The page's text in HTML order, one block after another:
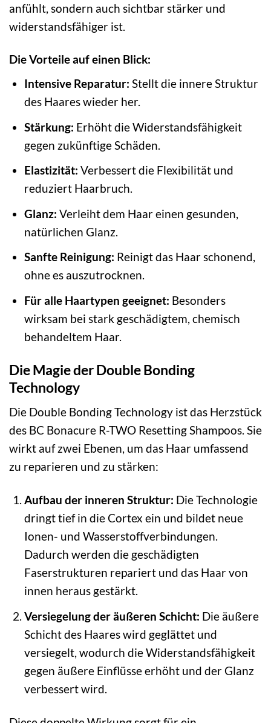
anfühlt, sondern auch sichtbar stärker und
widerstandsfähiger ist.
Die Vorteile auf einen Blick:
Intensive Reparatur: Stellt die innere Struktur
des Haares wieder her.
Stärkung: Erhöht die Widerstandsfähigkeit
gegen zukünftige Schäden.
Elastizität: Verbessert die Flexibilität und
reduziert Haarbruch.
Glanz: Verleiht dem Haar einen gesunden,
natürlichen Glanz.
Sanfte Reinigung: Reinigt das Haar schonend,
ohne es auszutrocknen.
Für alle Haartypen geeignet: Besonders
wirksam bei stark geschädigtem, chemisch
behandeltem Haar.
Die Magie der Double Bonding
Technology
Die Double Bonding Technology ist das Herzstück
des BC Bonacure R-TWO Resetting Shampoos. Sie
wirkt auf zwei Ebenen, um das Haar umfassend
zu reparieren und zu stärken:
Aufbau der inneren Struktur: Die Technologie
dringt tief in die Cortex ein und bildet neue
Ionen- und Wasserstoffverbindungen.
Dadurch werden die geschädigten
Faserstrukturen repariert und das Haar von
innen heraus gestärkt.
Versiegelung der äußeren Schicht: Die äußere
Schicht des Haares wird geglättet und
versiegelt, wodurch die Widerstandsfähigkeit
gegen äußere Einflüsse erhöht und der Glanz
verbessert wird.